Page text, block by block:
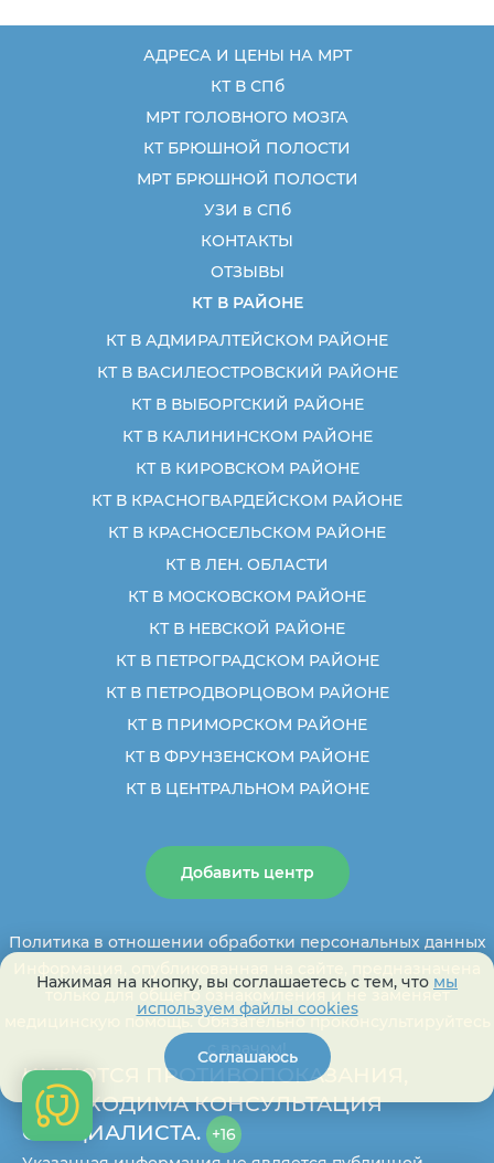
АДРЕСА И ЦЕНЫ НА МРТ
КТ В СПб
МРТ ГОЛОВНОГО МОЗГА
КТ БРЮШНОЙ ПОЛОСТИ
МРТ БРЮШНОЙ ПОЛОСТИ
УЗИ в СПб
КОНТАКТЫ
ОТЗЫВЫ
КТ В РАЙОНЕ
КТ В АДМИРАЛТЕЙСКОМ РАЙОНЕ
КТ В ВАСИЛЕОСТРОВСКИЙ РАЙОНЕ
КТ В ВЫБОРГСКИЙ РАЙОНЕ
КТ В КАЛИНИНСКОМ РАЙОНЕ
КТ В КИРОВСКОМ РАЙОНЕ
КТ В КРАСНОГВАРДЕЙСКОМ РАЙОНЕ
КТ В КРАСНОСЕЛЬСКОМ РАЙОНЕ
КТ В ЛЕН. ОБЛАСТИ
КТ В МОСКОВСКОМ РАЙОНЕ
КТ В НЕВСКОЙ РАЙОНЕ
КТ В ПЕТРОГРАДСКОМ РАЙОНЕ
КТ В ПЕТРОДВОРЦОВОМ РАЙОНЕ
КТ В ПРИМОРСКОМ РАЙОНЕ
КТ В ФРУНЗЕНСКОМ РАЙОНЕ
КТ В ЦЕНТРАЛЬНОМ РАЙОНЕ
Добавить центр
Политика в отношении обработки персональных данных
только для общего ознакомления и не заменяет
медицинскую помощь. Обязательно проконсультируйтесь
с врачом!
ИМЕЮТСЯ ПРОТИВОПОКАЗАНИЯ,
НЕОБХОДИМА КОНСУЛЬТАЦИЯ
СПЕЦИАЛИСТА.
+16
Нажимая на кнопку, вы соглашаетесь с тем, что мы
используем файлы cookies
Соглашаюсь